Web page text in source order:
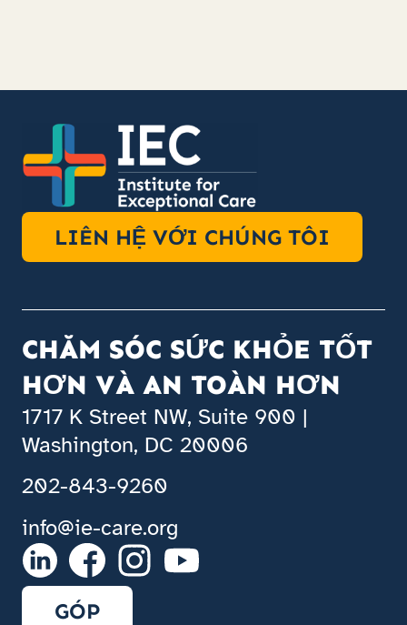
LIÊN HỆ VỚI CHÚNG TÔI
CHĂM SÓC SỨC KHỎE TỐT
HƠN VÀ AN TOÀN HƠN
1717 K Street NW, Suite 900 |
Washington, DC 20006
202-843-9260
info@ie-care.org
GÓP